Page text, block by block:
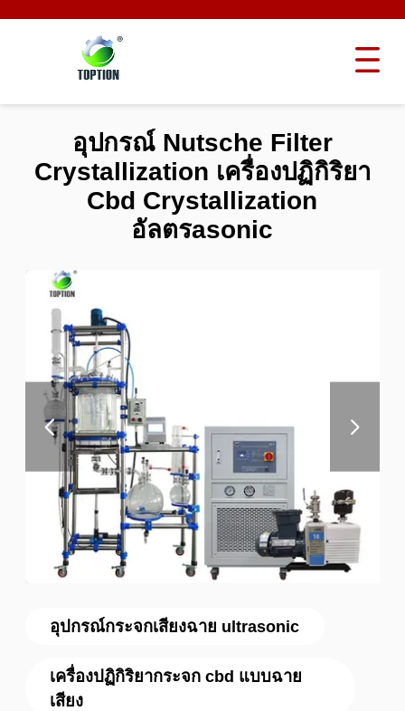
อุปกรณ์กระจกเสียงฉาย ultrasonic
เครื่องปฏิกิริยากระจก cbd แบบฉาย
เสียง
อุปกรณ์ Nutsche Filter
Crystallization เครื่องปฏิกิริยา
Cbd Crystallization
อัลตรasonic